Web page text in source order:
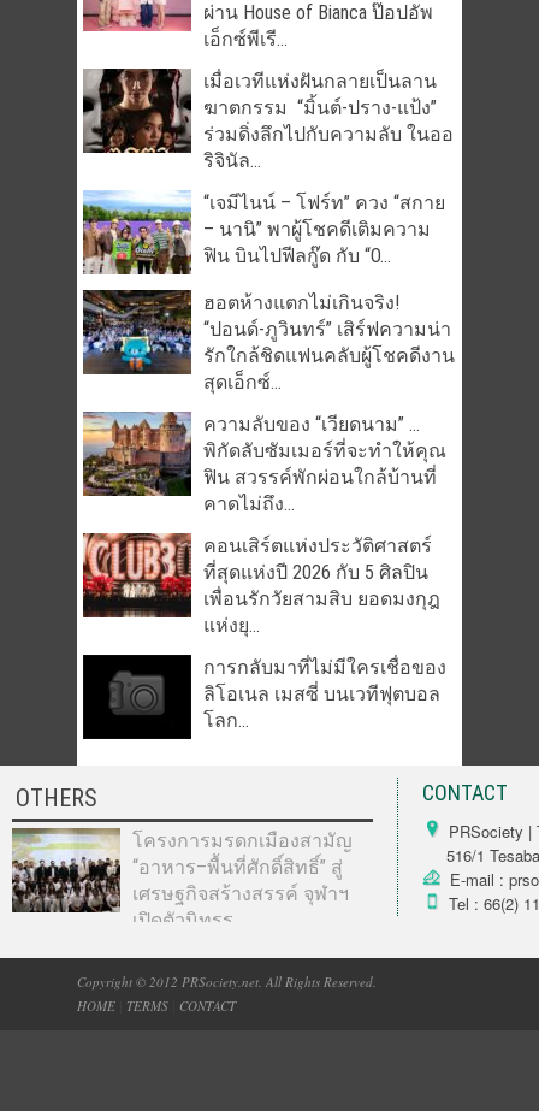
ผ่าน House of Bianca ป๊อปอัพ
เอ็กซ์พีเรี...
เมื่อเวทีแห่งฝันกลายเป็นลาน
ฆาตกรรม “มิ้นต์-ปราง-แป้ง”
ร่วมดิ่งลึกไปกับความลับ ในออ
ริจินัล...
“เจมีไนน์ – โฟร์ท” ควง “สกาย
– นานิ” พาผู้โชคดีเติมความ
ฟิน บินไปฟีลกู๊ด กับ “O...
ฮอตห้างแตกไม่เกินจริง!
“ปอนด์-ภูวินทร์” เสิร์ฟความน่า
รักใกล้ชิดแฟนคลับผู้โชคดีงาน
สุดเอ็กซ์...
ความลับของ “เวียดนาม” …
พิกัดลับซัมเมอร์ที่จะทำให้คุณ
ฟิน สวรรค์พักผ่อนใกล้บ้านที่
คาดไม่ถึง...
คอนเสิร์ตแห่งประวัติศาสตร์
ที่สุดแห่งปี 2026 กับ 5 ศิลปิน
เพื่อนรักวัยสามสิบ ยอดมงกุฎ
แห่งยุ...
การกลับมาที่ไม่มีใครเชื่อของ
ลิโอเนล เมสซี่ บนเวทีฟุตบอล
โลก...
OTHERS
โครงการมรดกเมืองสามัญ
“อาหาร–พื้นที่ศักดิ์สิทธิ์” สู่
เศรษฐกิจสร้างสรรค์ จุฬาฯ
เปิดตัวนิทรร...
CONTACT
PRSociety |
516/1
E-mail :
Tel : 66(2)
Copyright © 2012 PRSociety.net. All Rights Reserved.
HOME
TERMS CONTACT